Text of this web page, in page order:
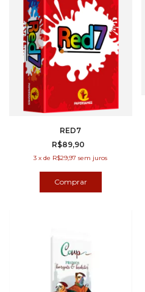
RED7
R$89,90
3 xde R$29,97 sem juros